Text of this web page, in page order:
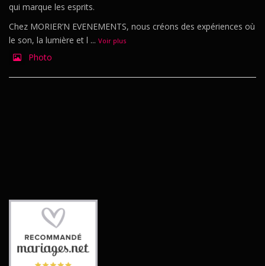
qui marque les esprits.
Chez MORIER’N EVENEMENTS, nous créons des expériences où
le son, la lumière et l ... Voir plus
Photo